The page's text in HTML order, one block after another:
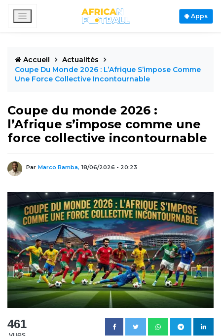
Apps
Accueil
Actualités
Coupe Du Monde 2026 : L’Afrique S’impose Comme
Une Force Collective Incontournable
Coupe du monde 2026 :
l’Afrique s’impose comme une
force collective incontournable
Par Marco Bamba, 18/06/2026 - 20:23
461